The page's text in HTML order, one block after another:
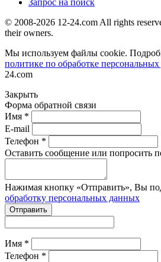
Запрос на поиск
© 2008-2026 12-24.com All rights
their owners.
Мы используем файлы cookie.
политике по обработке
24.com
Закрыть
Форма обратной связи
Имя *
E-mail
Телефон *
Оставить сообщение или попросить
Нажимая кнопку «Отправить», Вы
обработку персональных данных
Отправить
Имя *
Телефон *